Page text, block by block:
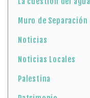
Muro de Separación
Noticias
Noticias Locales
Palestina